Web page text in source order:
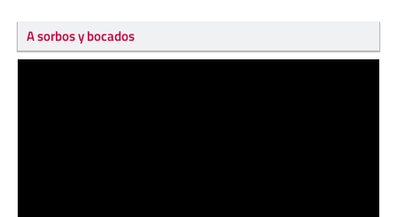
A sorbos y bocados